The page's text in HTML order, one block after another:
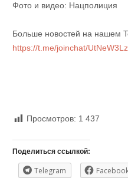
Фото и видео: Нацполиция
Больше новостей на нашем
https://t.me/joinchat/
Просмотров: 1 437
Поделиться ссылкой:
Telegram